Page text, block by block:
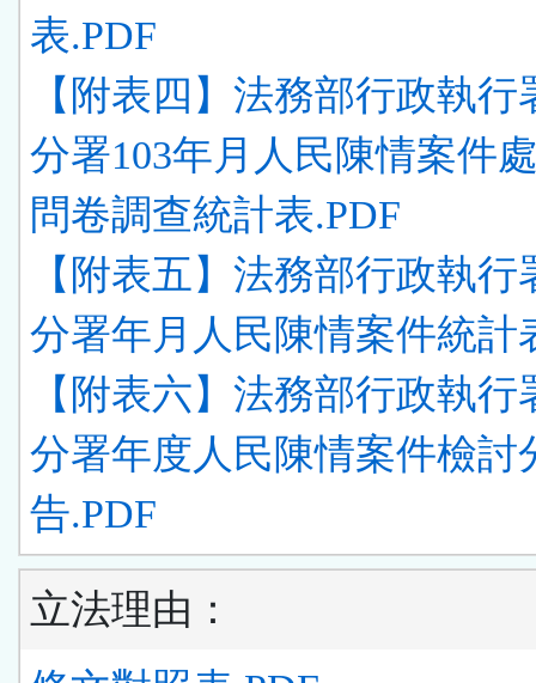
表.PDF
【附表四】法務部行政執行
分署103年月人民陳情案件
問卷調查統計表.PDF
【附表五】法務部行政執行
分署年月人民陳情案件統計
【附表六】法務部行政執行
分署年度人民陳情案件檢討
告.PDF
立法理由：